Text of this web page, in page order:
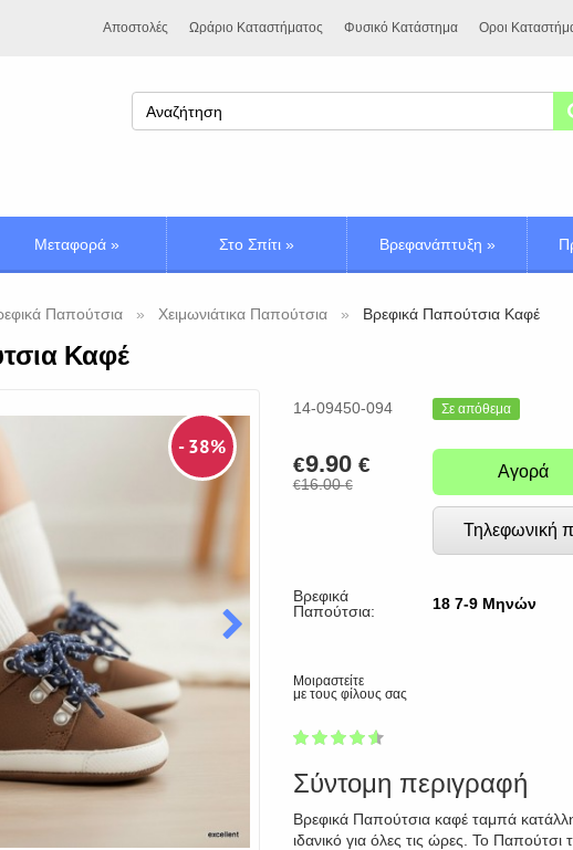
Αποστολές Ωράριο Καταστήματος Φυσικό Κατάστημα Οροι
Μεταφορά » Στο Σπίτι » Βρεφανάπτυξη »
Παπούτσια Χειμωνιάτικα Παπούτσια Βρεφικά Παπούτσια Καφέ
Καφέ
- 38%
14-09450-094 Σε απόθεμα
€9.90 €
€16.00€
Αγορά
Τηλεφωνική
Βρεφικά
Παπούτσια:
18 7-9 Μηνών
Μοιραστείτε
με τους φίλους σας
1
2
3
4
5
Σύντομη περιγραφή
Βρεφικά Παπούτσια καφέ ταμπά
ιδανικό για όλες τις ώρες. Το Παπούτσι